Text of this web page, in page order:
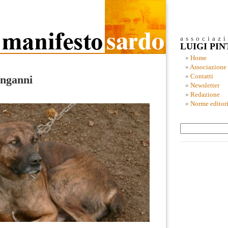
LUIGI
Home
Associazione
Contatti
Newsletter
Redazione
Norme